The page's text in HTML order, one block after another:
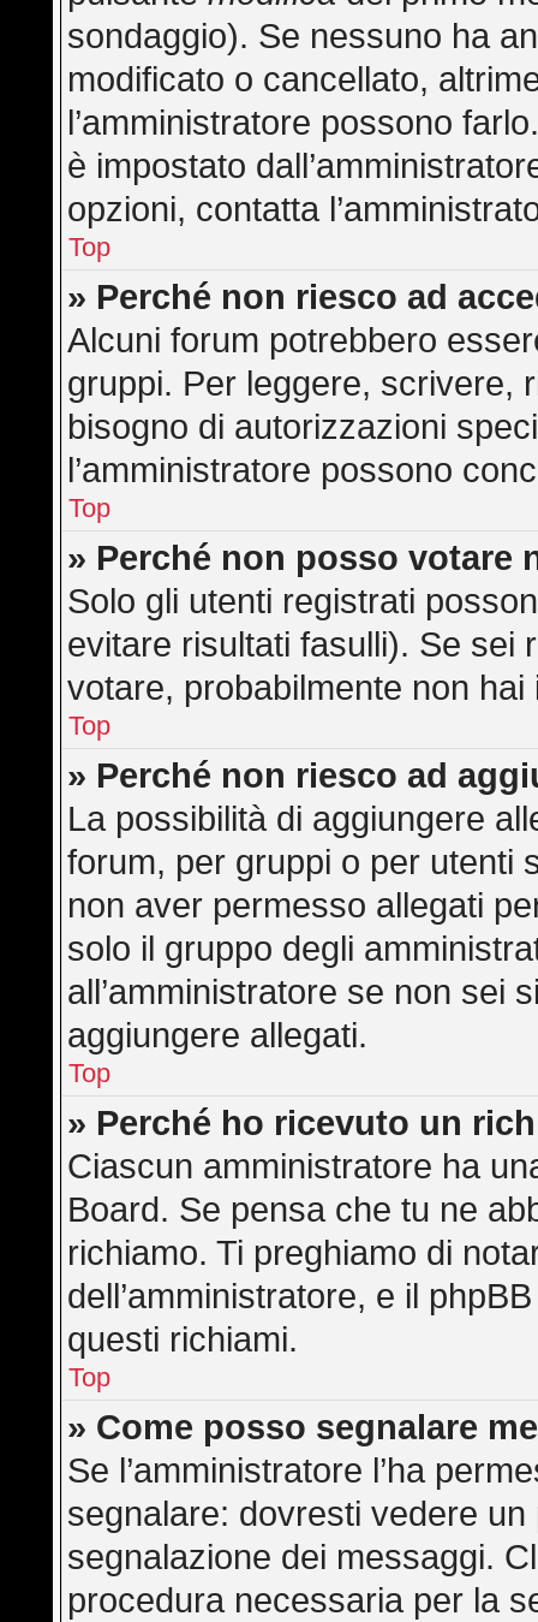
sondaggio). Se nessuno ha
modificato o cancellato,
l’amministratore possono
è impostato
opzioni, contatta
Top
» Perché non riesco ad
Alcuni forum potrebbero
gruppi. Per leggere, scrivere,
bisogno di autorizzazioni
l’amministratore possono
Top
» Perché non posso votare
Solo gli utenti registrati
evitare risultati fasulli). Se sei
votare, probabilmente non hai
Top
» Perché non riesco ad
La possibilità di aggiungere
forum, per gruppi o per utenti
non aver permesso allegati
solo il gruppo degli
all’amministratore se non sei
aggiungere allegati.
Top
» Perché ho ricevuto un
Ciascun amministratore ha
Board. Se pensa che tu ne
richiamo. Ti preghiamo di
dell’amministratore, e il
questi richiami.
Top
» Come posso segnalare
Se l’amministratore l’ha
segnalare: dovresti vedere
segnalazione dei messaggi.
procedura necessaria per la